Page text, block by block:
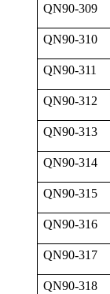
QN90-309
QN90-310
QN90-311
QN90-312
QN90-313
QN90-314
QN90-315
QN90-316
QN90-317
QN90-318